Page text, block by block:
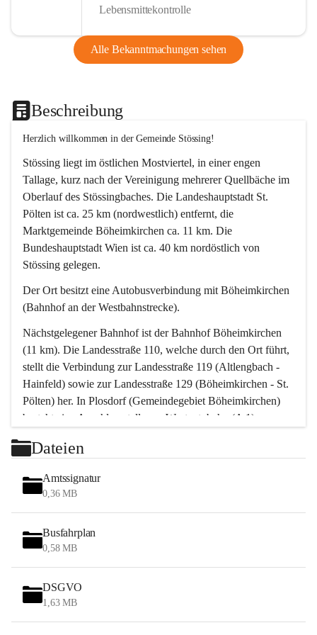
Lebensmittekontrolle
Alle Bekanntmachungen sehen
Beschreibung
Herzlich willkommen in der Gemeinde Stössing!
Stössing liegt im östlichen Mostviertel, in einer engen
Tallage, kurz nach der Vereinigung mehrerer Quellbäche im
Oberlauf des Stössingbaches. Die Landeshauptstadt St.
Pölten ist ca. 25 km (nordwestlich) entfernt, die
Marktgemeinde Böheimkirchen ca. 11 km. Die
Bundeshauptstadt Wien ist ca. 40 km nordöstlich von
Stössing gelegen.
Der Ort besitzt eine Autobusverbindung mit Böheimkirchen
(Bahnhof an der Westbahnstrecke).
Nächstgelegener Bahnhof ist der Bahnhof Böheimkirchen
(11 km). Die Landesstraße 110, welche durch den Ort führt,
stellt die Verbindung zur Landesstraße 119 (Altlengbach -
Hainfeld) sowie zur Landesstraße 129 (Böheimkirchen - St.
Pölten) her. In Plosdorf (Gemeindegebiet Böheimkirchen)
besteht eine Anschlussstelle zur Westautobahn (A 1).
Wien erreicht man in ca. 45 Minuten.
Stössing zählt noch zum Naherholungsraum Wien sowie
zum Naherholungsraum St. Pölten. Viele Bauernhöfe hatten
„ihre Wiener“. Seit 1960 bauten viele Wiener
Wochenendhäuser im Gemeindegebiet. Wegen des
waldreichen Jagdgebietes haben viele Jagdpächter ihre
Das Wandern ist aus touristischer Sicht die bedeutendste
Tätigkeit. Das hügelige Gebiet mit Wanderwegen durch
Wiesen, Wälder und Obstkulturen lädt dazu ein. Gefördert
Dateien
Amtssignatur
0,36 MB
Busfahrplan
0,58 MB
DSGVO
1,63 MB